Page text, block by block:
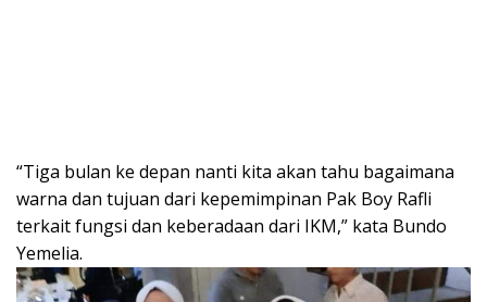
“Tiga bulan ke depan nanti kita akan tahu bagaimana
warna dan tujuan dari kepemimpinan Pak Boy Rafli
terkait fungsi dan keberadaan dari IKM,” kata Bundo
Yemelia.